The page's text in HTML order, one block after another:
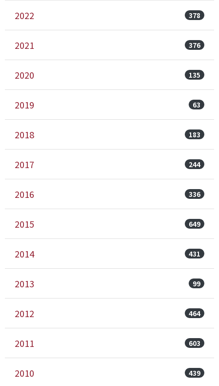
2022 378
2021 376
2020 135
2019 63
2018 183
2017 244
2016 336
2015 649
2014 431
2013 99
2012 464
2011 603
2010 439